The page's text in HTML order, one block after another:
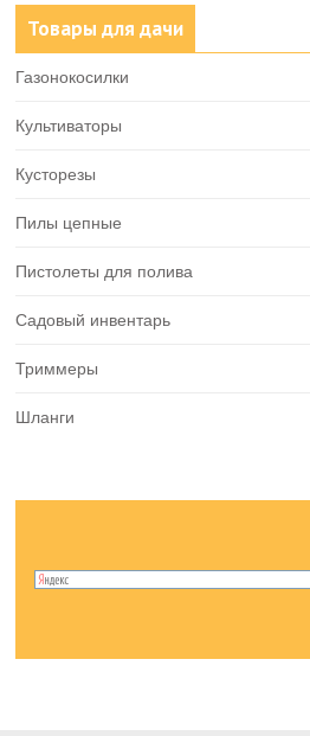
Товары для дачи
Газонокосилки
Культиваторы
Кусторезы
Пилы цепные
Пистолеты для полива
Садовый инвентарь
Триммеры
Шланги